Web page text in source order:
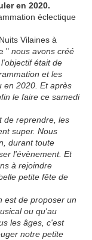
en 2020.
éclectique
Vilaines à
" nous avons créé
était de
et les
en 2020. Et après
le faire ce samedi
de reprendre, les
super. Nous
durant toute
l'évènement. Et
à rejoindre
petite fête de
est de proposer un
ou qu'au
les âges, c'est
notre petite